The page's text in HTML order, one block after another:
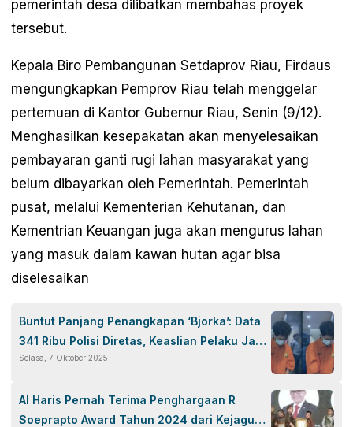
pemerintah desa dilibatkan membahas proyek
tersebut.
Kepala Biro Pembangunan Setdaprov Riau, Firdaus
mengungkapkan Pemprov Riau telah menggelar
pertemuan di Kantor Gubernur Riau, Senin (9/12).
Menghasilkan kesepakatan akan menyelesaikan
pembayaran ganti rugi lahan masyarakat yang
belum dibayarkan oleh Pemerintah. Pemerintah
pusat, melalui Kementerian Kehutanan, dan
Kementrian Keuangan juga akan mengurus lahan
yang masuk dalam kawan hutan agar bisa
diselesaikan
Buntut Panjang Penangkapan ‘Bjorka’: Data
341 Ribu Polisi Diretas, Keaslian Pelaku Jadi
Pro Kontra
Selasa, 7 Oktober 2025
Al Haris Pernah Terima Penghargaan R
Soeprapto Award Tahun 2024 dari Kejagung